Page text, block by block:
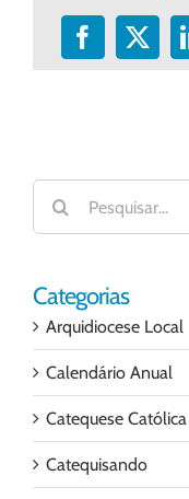
Facebook
X
Buscar
resultados
para:
Categorias
Arquidiocese Local
Calendário Anual
Catequese Católica
Catequisando